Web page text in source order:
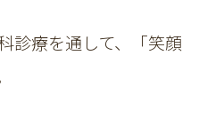
、よろしくお願いい
診療を通して、「笑顔